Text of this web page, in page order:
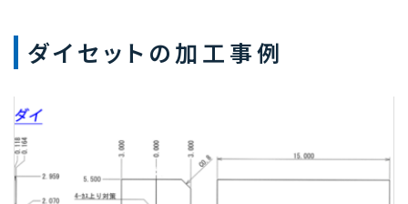
ダイセットの加工事例